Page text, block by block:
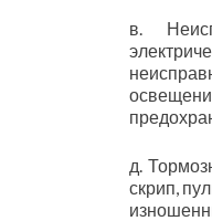
в.
д.
скрип,